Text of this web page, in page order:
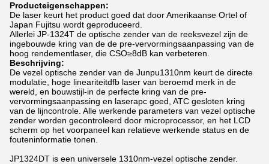
Producteigenschappen:
De laser keurt het product goed dat door Amerikaanse Ortel of
Japan Fujitsu wordt geproduceerd.
Allerlei JP-1324T de optische zender van de reeksvezel zijn de
ingebouwde kring van de de pre-vervormingsaanpassing van de
hoog rendementlaser, die CSO≥8dB kan verbeteren.
Beschrijving:
De vezel optische zender van de Junpu1310nm keurt de directe
modulatie, hoge lineariteitdfb laser van beroemd merk in de
wereld, en bouwstijl-in de perfecte kring van de pre-
vervormingsaanpassing en laserapc goed, ATC gesloten kring
van de lijncontrole. Alle werkende parameters van vezel optische
zender worden gecontroleerd door microprocessor, en het LCD
scherm op het voorpaneel kan relatieve werkende status en de
fouteninformatie tonen.
JP1324DT is een universele 1310nm-vezel optische zender.